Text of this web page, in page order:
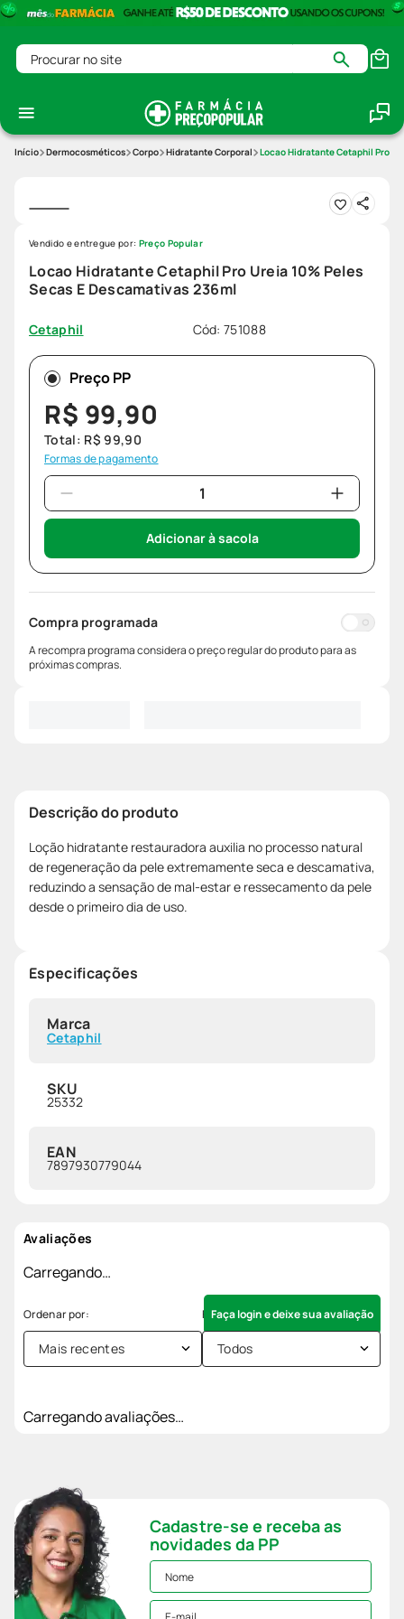
Procurar no site
Dermocosméticos Corpo Hidratante Corporal Locao Hidratante Cetaphil Pro
Locao Hidratante Cetaphil Pro Ureia 10% Peles
Secas E Descamativas 236ml
Cetaphil Cód:751088
Vendido e entregue por: Preço Popular
Preço PP
R$ 99,90
Total: R$ 99,90
Formas de pagamento
Adicionar à sacola
Compra programada
A recompra programa considera o preço regular do produto para as
próximas compras.
Descrição do produto
Loção hidratante restauradora auxilia no processo natural
de regeneração da pele extremamente seca e descamativa,
reduzindo a sensação de mal-estar e ressecamento da pele
desde o primeiro dia de uso.
Especificações
Marca
Cetaphil
SKU
25332
EAN
7897930779044
Avaliações
Carregando…
Faça login e deixe sua avaliação
Mais recentes Todos
Carregando avaliações…
Cadastre-se e receba as
novidades da PP